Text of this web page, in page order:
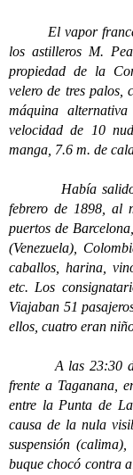
El vapor
los astilleros M.
propiedad de la
velero de tres palos,
máquina
velocidad de 10
manga, 7.6 m. de
Había salido del
febrero de 1898, al
puertos de
(Venezuela),
caballos, harina,
etc. Los
Viajaban 51
ellos, cuatro eran
A las 23:30 del
frente a Taganana,
entre la Punta de
causa de la nula
suspensión
buque chocó contra